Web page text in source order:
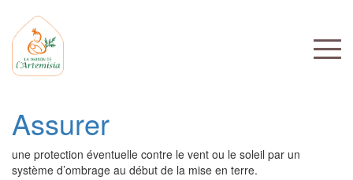
Assurer
une protection éventuelle contre le vent ou le soleil par un
système d’ombrage au début de la mise en terre.